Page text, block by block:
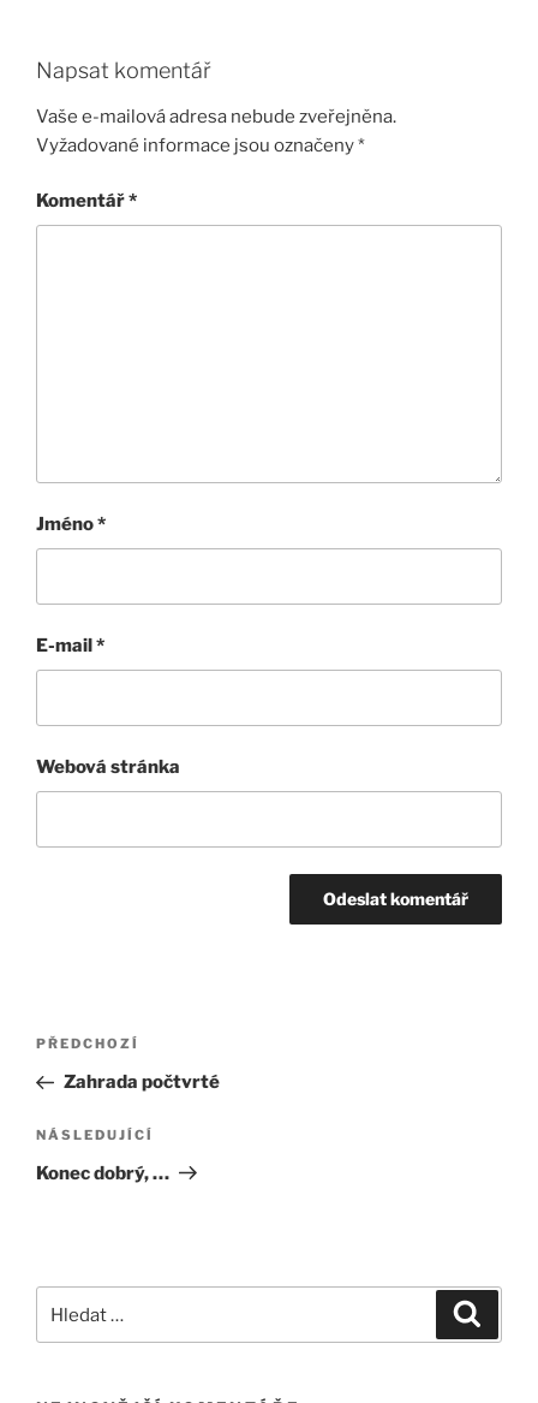
Napsat komentář
Vaše e-mailová adresa nebude zveřejněna.
Vyžadované informace jsou označeny*
Komentář*
Jméno*
E-mail*
Webová stránka
Navigace
příspěvek
Předchozí
příspěvek
PŘEDCHOZÍ
Zahrada počtvrté
Následující
příspěvek
NÁSLEDUJÍCÍ
Konec dobrý, …